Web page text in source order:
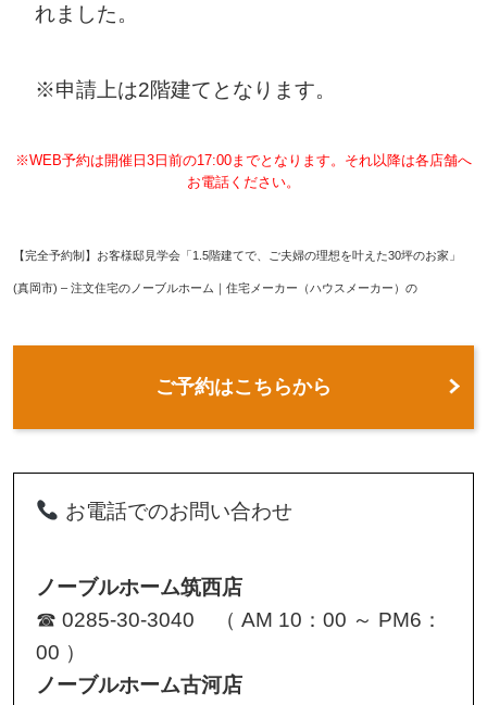
れました。
※申請上は2階建てとなります。
※WEB予約は開催日3日前の17:00までとなります。それ以降は各店舗へ
お電話ください。
【完全予約制】お客様邸見学会「1.5階建てで、ご夫婦の理想を叶えた30坪のお家」
(真岡市) – 注文住宅のノーブルホーム｜住宅メーカー（ハウスメーカー）の
ご予約はこちらから
お電話でのお問い合わせ
ノーブルホーム筑西店
☎ 0285-30-3040 （ AM 10：00 ～ PM6：
00 ）
ノーブルホーム古河店